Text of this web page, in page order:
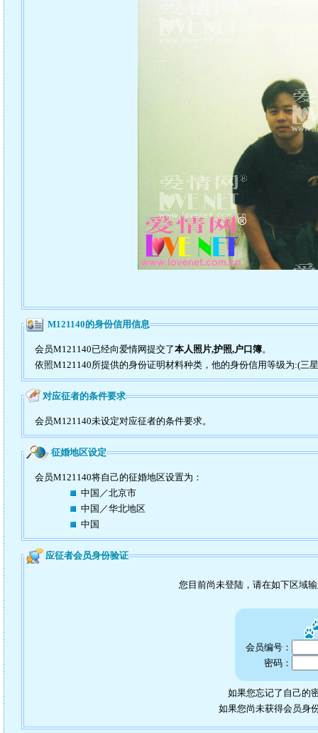
M121140的身份信用信息
会员M121140已经向爱情网提交了本人照片,护照,户口簿。
依照M121140所提供的身份证明材料种类，他的身份信用等级为:(三
对应征者的条件要求
会员M121140未设定对应征者的条件要求。
征婚地区设定
会员M121140将自己的征婚地区设置为：
中国／北京市
中国／华北地区
中国
应征者会员身份验证
您目前尚未登陆，请在如下区域
会员编号：
密码：
如果您忘记了自己的
如果您尚未获得会员身